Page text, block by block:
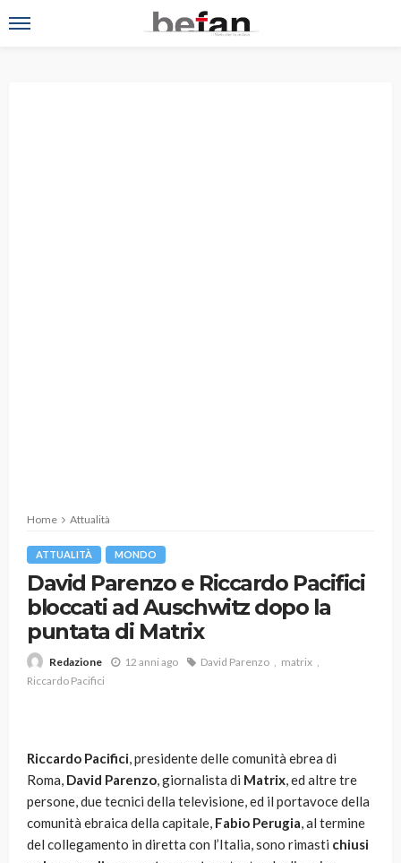
Home Attualità
ATTUALITÀ MONDO
David Parenzo e Riccardo Pacifici
bloccati ad Auschwitz dopo la
puntata di Matrix
Redazione 12 anni ago David Parenzo
matrix
Riccardo Pacifici
Riccardo Pacifici, presidente delle comunità ebrea di
Roma, David Parenzo, giornalista di Matrix, ed altre tre
persone, due tecnici della televisione, ed il portavoce della
comunità ebraica della capitale, Fabio Perugia, al termine
del collegamento in diretta con l’Italia, sono rimasti chiusi